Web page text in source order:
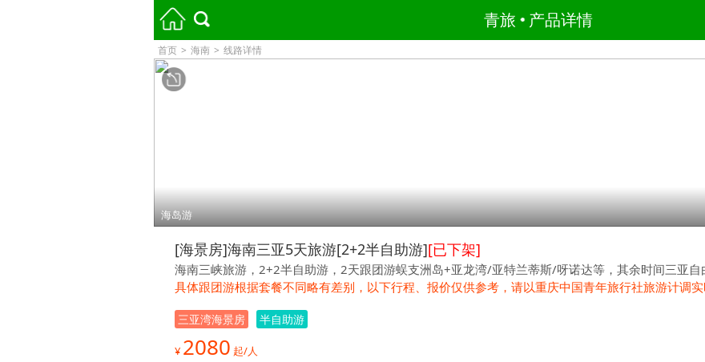
青旅 产品详情
首页 > 海南 > 线路详情
海岛游
[海景房]海南三亚5天旅游[2+2半自助游][已下架]
海南三峡旅游，2+2半自助游，2天跟团游蜈支洲岛+亚龙湾/亚特兰蒂斯/呀诺达等，其余时间三亚自
具体跟团游根据套餐不同略有差别，以下行程、报价仅供参考，请以重庆中国青年旅行社旅游计调实
三亚湾海景房 半自助游
¥ 2080 起/人